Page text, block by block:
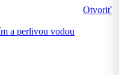
Otvoriť
a perlivou vodou